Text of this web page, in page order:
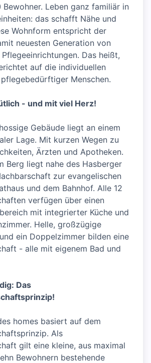
Bewohner. Leben ganz familiär in
das schafft Nähe und
Wohnform entspricht der
neuesten Generation von
Das heißt,
auf die individuellen
Menschen.
- und mit viel Herz!
Gebäude liegt an einem
Lage. Mit kurzen Wegen zu
Ärzten und Apotheken.
Berg liegt nahe des Hasberger
zur evangelischen
und dem Bahnhof. Alle 12
verfügen über einen
mit integrierter Küche und
Helle, großzügige
ein Doppelzimmer bilden eine
- alle mit eigenem Bad und
Das
homes basiert auf dem
Als
gilt eine kleine, aus maximal
Bewohnern bestehende